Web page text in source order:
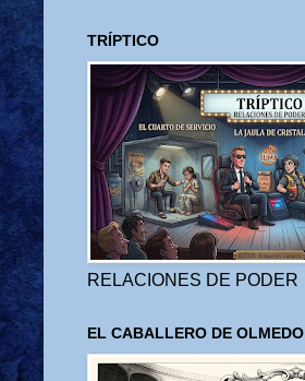
TRÍPTICO
RELACIONES DE PODER
EL CABALLERO DE OLMEDO